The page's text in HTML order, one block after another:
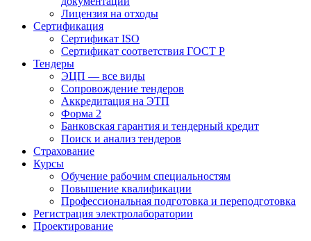
Лицензия на отходы
Сертификация
Сертификат ISO
Сертификат соответствия ГОСТ Р
Тендеры
ЭЦП — все виды
Сопровождение тендеров
Аккредитация на ЭТП
Форма 2
Банковская гарантия и тендерный кредит
Поиск и анализ тендеров
Страхование
Курсы
Обучение рабочим специальностям
Повышение квалификации
Профессиональная подготовка и переподготовка
Регистрация электролаборатории
Проектирование